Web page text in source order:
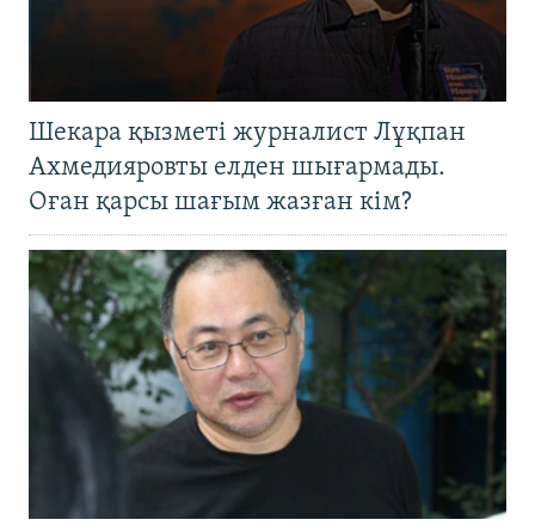
Шекара қызметі журналист Лұқпан
Ахмедияровты елден шығармады.
Оған қарсы шағым жазған кім?